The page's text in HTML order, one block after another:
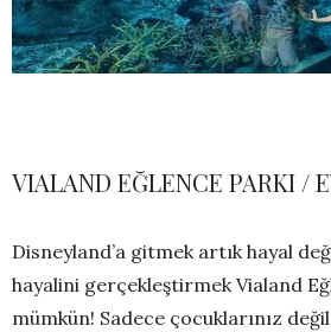
VIALAND EĞLENCE PARKI /
Disneyland’a gitmek artık hayal
hayalini gerçekleştirmek Vialand
mümkün! Sadece çocuklarınız